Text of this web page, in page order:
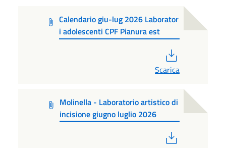
Calendario giu-lug 2026 Laborator
i adolescenti CPF Pianura est
Scarica
Molinella - Laboratorio artistico di
incisione giugno luglio 2026